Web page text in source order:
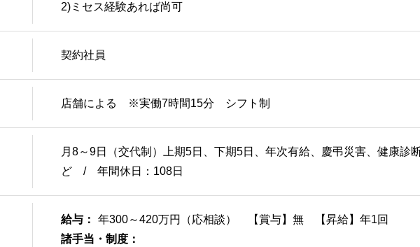
2)ミセス経験あれば尚可
契約社員
店舗による ※実働7時間15分 シフト制
月8～9日（交代制）上期5日、下期5日、年次有給、慶弔災害、健康
ど / 年間休日：108日
給与：
年300～420万円（応相談） 【賞与】無 【昇給】年1回
諸手当・制度：